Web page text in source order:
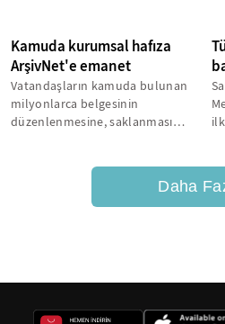
Kamuda kurumsal hafıza
ArşivNet'e emanet
Vatandaşların kamuda bulunan
milyonlarca belgesinin
düzenlenmesine, saklanmasına
Daha